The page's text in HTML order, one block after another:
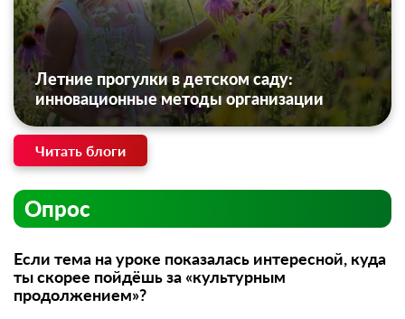
Летние прогулки в детском саду:
инновационные методы организации
Читать блоги
Опрос
Если тема на уроке показалась интересной, куда
ты скорее пойдёшь за «культурным
продолжением»?